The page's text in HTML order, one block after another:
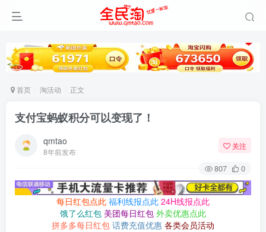
首页 淘活动 正文
支付宝蚂蚁积分可以变现了！
qmtao
8年前发布
关注
807 0
每日红包点此 福利线报点此 24H线报点此
饿了么红包 美团每日红包 外卖优惠点此
拼多多每日红包 话费充值优惠 各类会员活动